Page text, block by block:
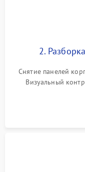
2.
Снятие панелей
Визуальный
захвата,
Проверка